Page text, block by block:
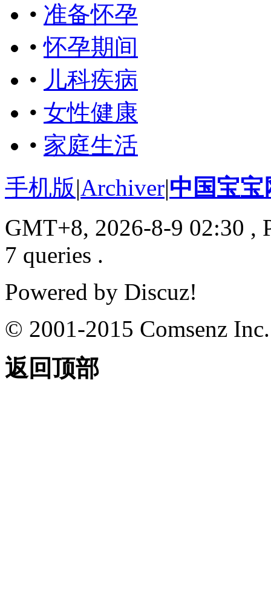
• 准备怀孕
•怀孕期间
• 儿科疾病
• 女性健康
• 家庭生活
手机版|Archiver|中国宝宝
GMT+8, 2026-8-9 02:30 ,
7 queries .
Powered by Discuz!
© 2001-2015 Comsenz Inc.
返回顶部